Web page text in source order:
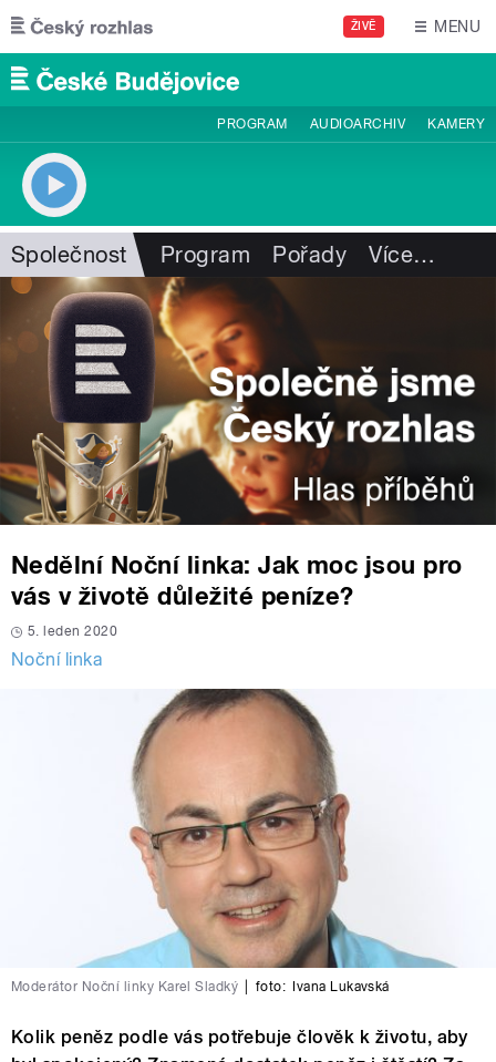
Přejít k hlavnímu obsahu
ŽIVĚ MENU
PROGRAM AUDIOARCHIV KAMERY
Společnost Program Pořady Více…
Nedělní Noční linka: Jak moc jsou pro
vás v životě důležité peníze?
5. leden 2020
Noční linka
Moderátor Noční linky Karel Sladký foto: Ivana Lukavská
Kolik peněz podle vás potřebuje člověk k životu, aby